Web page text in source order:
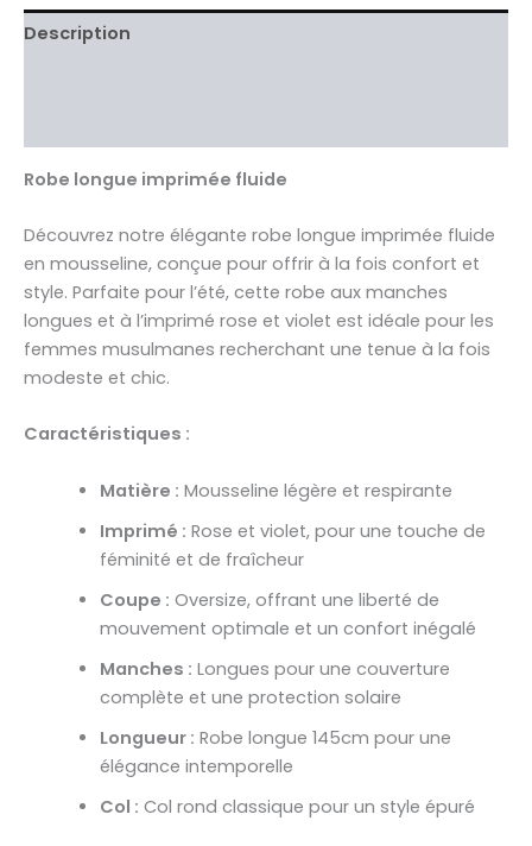
Description
Robe longue imprimée fluide
Découvrez notre élégante robe longue imprimée fluide
en mousseline, conçue pour offrir à la fois confort et
style. Parfaite pour l’été, cette robe aux manches
longues et à l’imprimé rose et violet est idéale pour les
femmes musulmanes recherchant une tenue à la fois
modeste et chic.
Caractéristiques :
Matière : Mousseline légère et respirante
Imprimé : Rose et violet, pour une touche de
féminité et de fraîcheur
Coupe : Oversize, offrant une liberté de
mouvement optimale et un confort inégalé
Manches : Longues pour une couverture
complète et une protection solaire
Longueur : Robe longue 145cm pour une
élégance intemporelle
Col : Col rond classique pour un style épuré